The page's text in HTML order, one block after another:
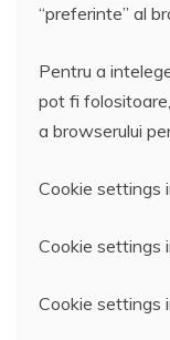
“preferinte” al
Pentru a
pot fi
a browserului
Cookie settings
Cookie settings
Cookie settings